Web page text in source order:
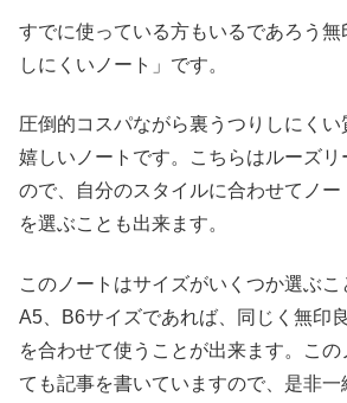
すでに使っている方もいるであろう無
しにくいノート」です。
圧倒的コスパながら裏うつりしにく
嬉しいノートです。こちらはルーズリ
ので、自分のスタイルに合わせてノ
を選ぶことも出来ます。
このノートはサイズがいくつか選ぶこ
A5、B6サイズであれば、同じく無印
を合わせて使うことが出来ます。こ
ても記事を書いていますので、是非